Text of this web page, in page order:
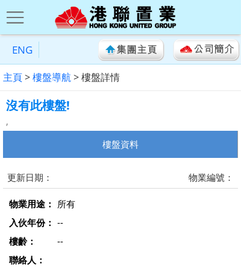
ENG
主頁>樓盤導航> 樓盤詳情
沒有此樓盤!
,
樓盤資料
更新日期： 物業編號：
物業用途： 所有
入伙年份： --
樓齡：
--
聯絡人：